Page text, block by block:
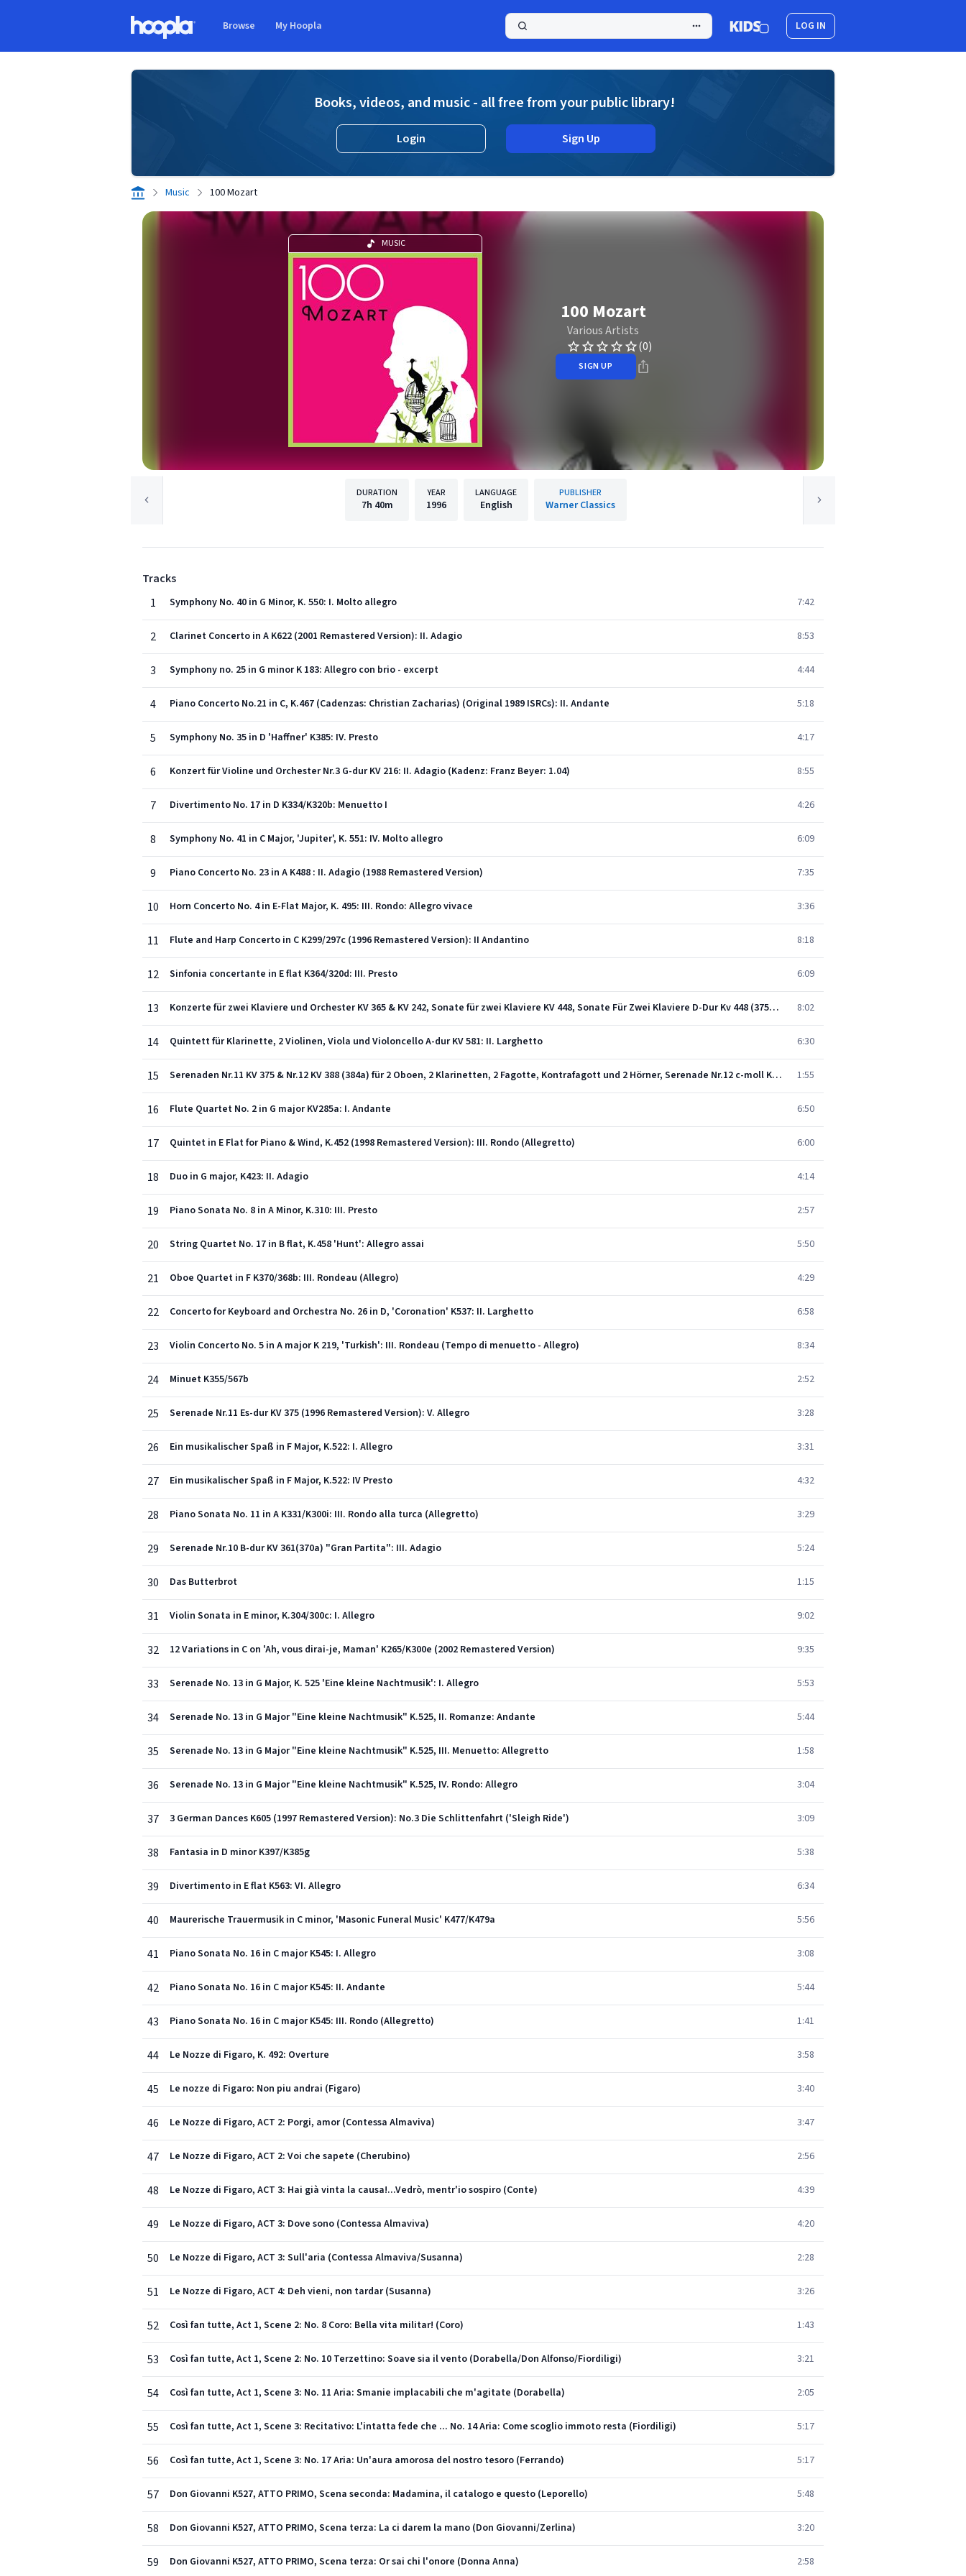
Browse My Hoopla LOG IN
Books, videos, and music - all free from your public library!
Login Sign Up
Music 100 Mozart
MUSIC
100 Mozart
Various Artists
(0)
SIGN UP
DURATION
7h 40m
YEAR
1996
LANGUAGE
English
PUBLISHER
Warner Classics
Tracks
1
Symphony No. 40 in G Minor, K. 550: I. Molto allegro 7:42
2 Clarinet Concerto in A K622 (2001 Remastered Version): II. Adagio 8:53
3 Symphony no. 25 in G minor K 183: Allegro con brio - excerpt 4:44
4 Piano Concerto No.21 in C, K.467 (Cadenzas: Christian Zacharias) (Original 1989 ISRCs): II. Andante 5:18
5 Symphony No. 35 in D 'Haffner' K385: IV. Presto 4:17
6 Konzert für Violine und Orchester Nr.3 G-dur KV 216: II. Adagio (Kadenz: Franz Beyer: 1.04) 8:55
7 Divertimento No. 17 in D K334/K320b: Menuetto I 4:26
8 Symphony No. 41 in C Major, 'Jupiter', K. 551: IV. Molto allegro 6:09
9 Piano Concerto No. 23 in A K488 : II. Adagio (1988 Remastered Version) 7:35
10 Horn Concerto No. 4 in E-Flat Major, K. 495: III. Rondo: Allegro vivace 3:36
11 Flute and Harp Concerto in C K299/297c (1996 Remastered Version): II Andantino 8:18
12 Sinfonia concertante in E flat K364/320d: III. Presto 6:09
13 Konzerte für zwei Klaviere und Orchester KV 365 & KV 242, Sonate für zwei Klaviere KV 448, Sonate Für Zwei Klaviere D-Dur Kv 448 (375a): I. Allegro Con Spirito 8:02
14 Quintett für Klarinette, 2 Violinen, Viola und Violoncello A-dur KV 581: II. Larghetto 6:30
15 Serenaden Nr.11 KV 375 & Nr.12 KV 388 (384a) für 2 Oboen, 2 Klarinetten, 2 Fagotte, Kontrafagott und 2 Hörner, Serenade Nr.12 c-moll KV 388 (384a): III. Menuetto in canone 1:55
16 Flute Quartet No. 2 in G major KV285a: I. Andante 6:50
17 Quintet in E Flat for Piano & Wind, K.452 (1998 Remastered Version): III. Rondo (Allegretto) 6:00
18 Duo in G major, K423: II. Adagio 4:14
19 Piano Sonata No. 8 in A Minor, K.310: III. Presto 2:57
20 String Quartet No. 17 in B flat, K.458 'Hunt': Allegro assai 5:50
21 Oboe Quartet in F K370/368b: III. Rondeau (Allegro) 4:29
22 Concerto for Keyboard and Orchestra No. 26 in D, 'Coronation' K537: II. Larghetto 6:58
23 Violin Concerto No. 5 in A major K 219, 'Turkish': III. Rondeau (Tempo di menuetto - Allegro) 8:34
24 Minuet K355/567b 2:52
25 Serenade Nr.11 Es-dur KV 375 (1996 Remastered Version): V. Allegro 3:28
26 Ein musikalischer Spaß in F Major, K.522: I. Allegro 3:31
27 Ein musikalischer Spaß in F Major, K.522: IV Presto 4:32
28 Piano Sonata No. 11 in A K331/K300i: III. Rondo alla turca (Allegretto) 3:29
29 Serenade Nr.10 B-dur KV 361(370a) "Gran Partita": III. Adagio 5:24
30 Das Butterbrot 1:15
31 Violin Sonata in E minor, K.304/300c: I. Allegro 9:02
32 12 Variations in C on 'Ah, vous dirai-je, Maman' K265/K300e (2002 Remastered Version) 9:35
33 Serenade No. 13 in G Major, K. 525 'Eine kleine Nachtmusik': I. Allegro 5:53
34 Serenade No. 13 in G Major "Eine kleine Nachtmusik" K.525, II. Romanze: Andante 5:44
35 Serenade No. 13 in G Major "Eine kleine Nachtmusik" K.525, III. Menuetto: Allegretto 1:58
36 Serenade No. 13 in G Major "Eine kleine Nachtmusik" K.525, IV. Rondo: Allegro 3:04
37 3 German Dances K605 (1997 Remastered Version): No.3 Die Schlittenfahrt ('Sleigh Ride') 3:09
38 Fantasia in D minor K397/K385g 5:38
39 Divertimento in E flat K563: VI. Allegro 6:34
40 Maurerische Trauermusik in C minor, 'Masonic Funeral Music' K477/K479a 5:56
41 Piano Sonata No. 16 in C major K545: I. Allegro 3:08
42 Piano Sonata No. 16 in C major K545: II. Andante 5:44
43 Piano Sonata No. 16 in C major K545: III. Rondo (Allegretto) 1:41
44 Le Nozze di Figaro, K. 492: Overture 3:58
45 Le nozze di Figaro: Non piu andrai (Figaro) 3:40
46 Le Nozze di Figaro, ACT 2: Porgi, amor (Contessa Almaviva) 3:47
47 Le Nozze di Figaro, ACT 2: Voi che sapete (Cherubino) 2:56
48 Le Nozze di Figaro, ACT 3: Hai già vinta la causa!...Vedrò, mentr'io sospiro (Conte) 4:39
49 Le Nozze di Figaro, ACT 3: Dove sono (Contessa Almaviva) 4:20
50 Le Nozze di Figaro, ACT 3: Sull'aria (Contessa Almaviva/Susanna) 2:28
51 Le Nozze di Figaro, ACT 4: Deh vieni, non tardar (Susanna) 3:26
52 Così fan tutte, Act 1, Scene 2: No. 8 Coro: Bella vita militar! (Coro) 1:43
53 Così fan tutte, Act 1, Scene 2: No. 10 Terzettino: Soave sia il vento (Dorabella/Don Alfonso/Fiordiligi) 3:21
54 Così fan tutte, Act 1, Scene 3: No. 11 Aria: Smanie implacabili che m'agitate (Dorabella) 2:05
55 Così fan tutte, Act 1, Scene 3: Recitativo: L'intatta fede che ... No. 14 Aria: Come scoglio immoto resta (Fiordiligi) 5:17
56 Così fan tutte, Act 1, Scene 3: No. 17 Aria: Un'aura amorosa del nostro tesoro (Ferrando) 5:17
57 Don Giovanni K527, ATTO PRIMO, Scena seconda: Madamina, il catalogo e questo (Leporello) 5:48
58 Don Giovanni K527, ATTO PRIMO, Scena terza: La ci darem la mano (Don Giovanni/Zerlina) 3:20
59 Don Giovanni K527, ATTO PRIMO, Scena terza: Or sai chi l'onore (Donna Anna) 2:58